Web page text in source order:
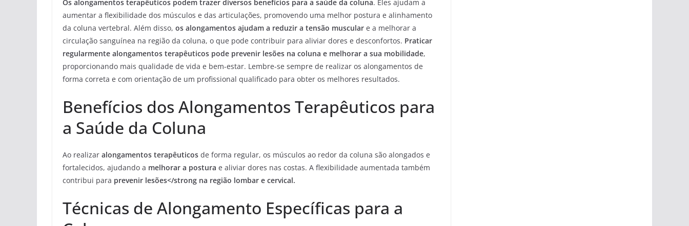
Os alongamentos terapêuticos podem trazer diversos benefícios para a saúde da coluna. Eles ajudam a
aumentar a flexibilidade dos músculos e das articulações, promovendo uma melhor postura e alinhamento
da coluna vertebral. Além disso, os alongamentos ajudam a reduzir a tensão muscular e a melhorar a
circulação sanguínea na região da coluna, o que pode contribuir para aliviar dores e desconfortos. Praticar
regularmente alongamentos terapêuticos pode prevenir lesões na coluna e melhorar a sua mobilidade,
proporcionando mais qualidade de vida e bem-estar. Lembre-se sempre de realizar os alongamentos de
forma correta e com orientação de um profissional qualificado para obter os melhores resultados.
Benefícios dos Alongamentos Terapêuticos para
a Saúde da Coluna
Ao realizar alongamentos terapêuticos de forma regular, os músculos ao redor da coluna são alongados e
fortalecidos, ajudando a melhorar a postura e aliviar dores nas costas. A flexibilidade aumentada também
contribui para prevenir lesões</strong na região lombar e cervical.
Técnicas de Alongamento Específicas para a